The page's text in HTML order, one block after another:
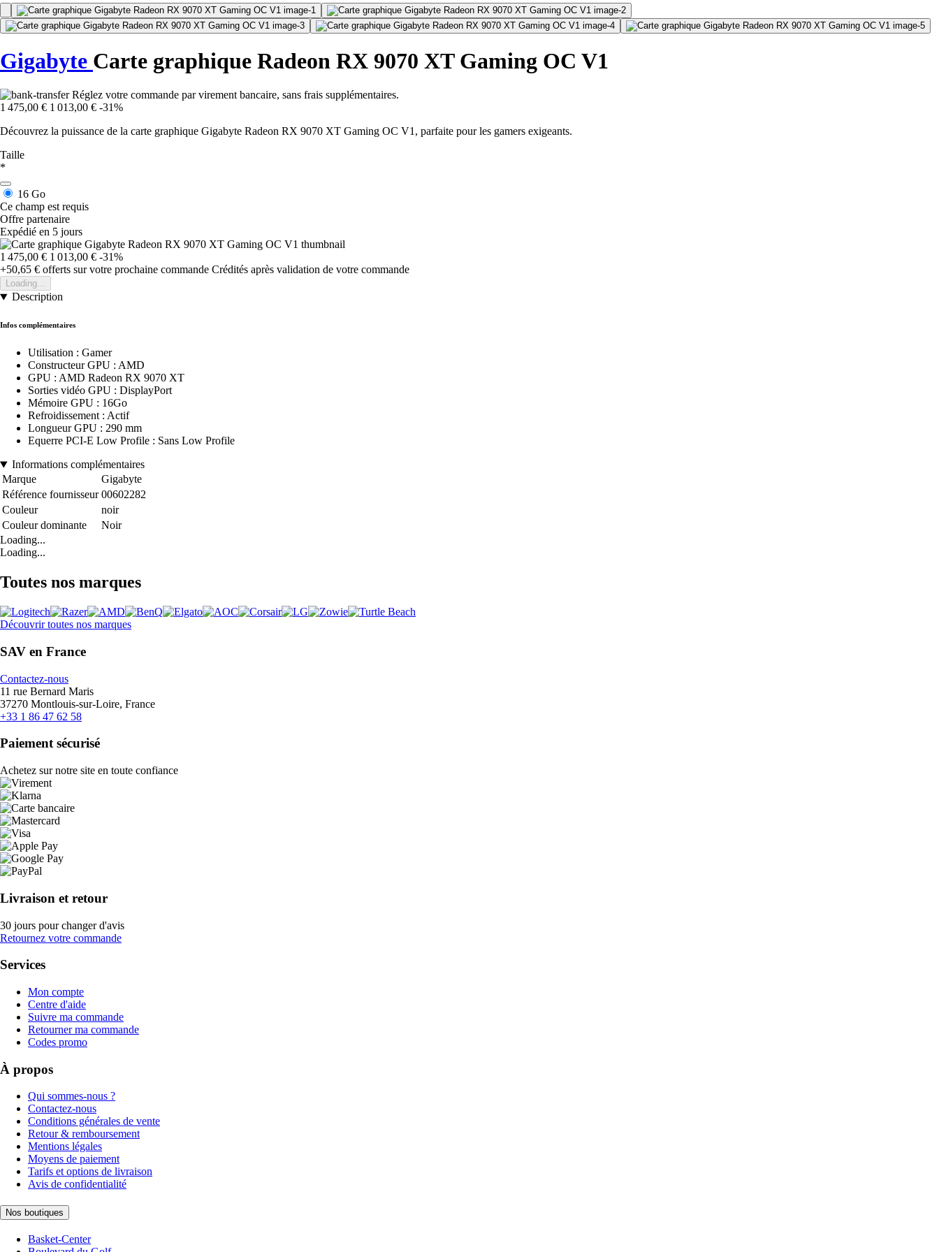
Gigabyte Carte graphique Radeon RX 9070 XT Gaming OC V1
Réglez votre commande par virement bancaire, sans frais supplémentaires.
1 475,00 € 1 013,00 € -31%
Découvrez la puissance de la carte graphique Gigabyte Radeon RX 9070 XT Gaming OC V1, parfaite pour les gamers exigeants.
Taille
*
16 Go
Ce champ est requis
Offre partenaire
Expédié en 5 jours
1 475,00 € 1 013,00 € -31%
+50,65 € offerts sur votre prochaine commande Crédités après validation de votre commande
Loading...
Description
Infos complémentaires
Utilisation : Gamer
Constructeur GPU : AMD
GPU : AMD Radeon RX 9070 XT
Sorties vidéo GPU : DisplayPort
Mémoire GPU : 16Go
Refroidissement : Actif
Longueur GPU : 290 mm
Equerre PCI-E Low Profile : Sans Low Profile
Informations complémentaires
Marque
Gigabyte
Référence fournisseur 00602282
Couleur
noir
Couleur dominante
Noir
Loading...
Loading...
Toutes nos marques
Découvrir toutes nos marques
SAV en France
Contactez-nous
11 rue Bernard Maris
37270 Montlouis-sur-Loire, France
+33 1 86 47 62 58
Paiement sécurisé
Achetez sur notre site en toute confiance
Livraison et retour
30 jours pour changer d'avis
Retournez votre commande
Services
Mon compte
Centre d'aide
Suivre ma commande
Retourner ma commande
Codes promo
À propos
Qui sommes-nous ?
Contactez-nous
Conditions générales de vente
Retour & remboursement
Mentions légales
Moyens de paiement
Tarifs et options de livraison
Avis de confidentialité
Nos boutiques
Basket-Center